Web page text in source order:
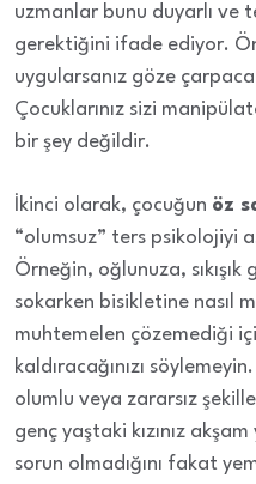
uzmanlar bunu duyarlı ve
gerektiğini ifade ediyor.
uygularsanız göze
Çocuklarınız sizi
bir şey değildir.
İkinci olarak, çocuğun öz
“olumsuz” ters psikolojiyi
Örneğin, oğlunuza, sıkışık
sokarken bisikletine nasıl
muhtemelen çözemediği
kaldıracağınızı
olumlu veya zararsız
genç yaştaki kızınız
sorun olmadığını fakat